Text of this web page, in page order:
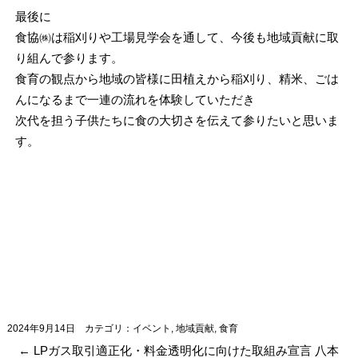
最後に
食協㈱は稲刈りや工場見学会を通して、今後も地域貢献に取
り組んで参ります。
食育の観点から地域の皆様に田植えから稲刈り、精米、ごは
んになるまで一連の流れを体験していただき
次代を担う子供たちに食の大切さを伝えて参りたいと思いま
す。
2024年9月14日 カテゴリ： イベント 地域貢献, 食育
← LPガス取引適正化・料金透明化に向けた取組み宣言 八本